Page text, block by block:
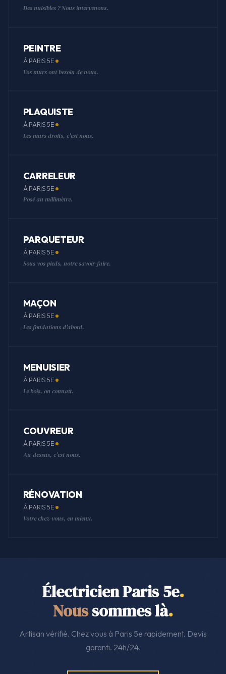
Des nuisibles ? Nous intervenons.
PEINTRE
À PARIS 5E
Vos murs ont besoin de nous.
PLAQUISTE
À PARIS 5E
Les murs droits, c'est nous.
CARRELEUR
À PARIS 5E
Posé au millimètre.
PARQUETEUR
À PARIS 5E
Sous vos pieds, notre savoir-faire.
MAÇON
À PARIS 5E
Les fondations d'abord.
MENUISIER
À PARIS 5E
Le bois, on connaît.
COUVREUR
À PARIS 5E
Au-dessus, c'est nous.
RÉNOVATION
À PARIS 5E
Votre chez-vous, en mieux.
Électricien Paris 5e.
Noussommes là.
Artisan vérifié. Chez vous à Paris 5e rapidement. Devis
garanti. 24h/24.